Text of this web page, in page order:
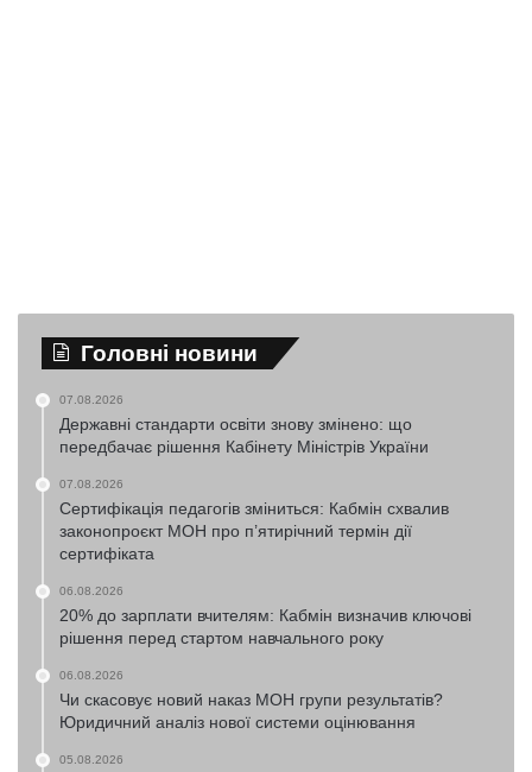
Головні новини
07.08.2026
Державні стандарти освіти знову змінено: що
передбачає рішення Кабінету Міністрів України
07.08.2026
Сертифікація педагогів зміниться: Кабмін схвалив
законопроєкт МОН про п’ятирічний термін дії
сертифіката
06.08.2026
20% до зарплати вчителям: Кабмін визначив ключові
рішення перед стартом навчального року
06.08.2026
Чи скасовує новий наказ МОН групи результатів?
Юридичний аналіз нової системи оцінювання
05.08.2026